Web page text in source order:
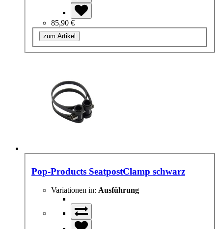
85,90 €
zum Artikel
Pop-Products SeatpostClamp schwarz
Variationen in: Ausführung